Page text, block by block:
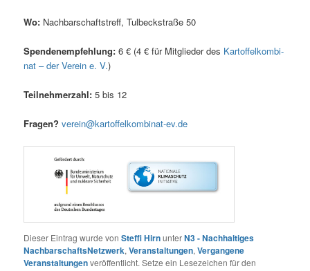
Wo: Nach­bar­schafts­treff, Tul­beck­stra­ße 50
Spen­den­emp­feh­lung: 6 € (4 € für Mit­glie­der des Kar­tof­fel­kom­bi­
nat – der Ver­ein e. V.)
Teil­neh­mer­zahl: 5 bis 12
Fra­gen? verein@kartoffelkombinat-ev.de
Dieser Eintrag wurde vonSteffi HirnunterN3 - Nachhaltiges
NachbarschaftsNetzwerk,Veranstaltungen,Vergangene
Veranstaltungenveröffentlicht. Setze ein Lesezeichen für den